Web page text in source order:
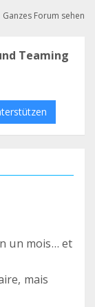
Ganzes Forum sehen
Teaming
un mois… et
mais